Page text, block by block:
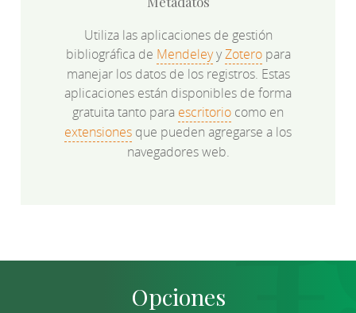
Utiliza las aplicaciones de gestión
bibliográfica de MendeleyyZoteropara
manejar los datos de los registros. Estas
aplicaciones están disponibles de forma
gratuita tanto para escritorio como en
extensiones que pueden agregarse a los
navegadores web.
Opciones